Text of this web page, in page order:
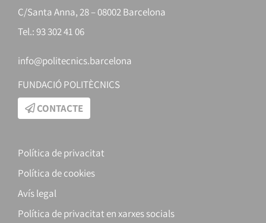
C/Santa Anna, 28 – 08002 Barcelona
Tel.: 93 302 41 06
info@politecnics.barcelona
FUNDACIÓ POLITÈCNICS
CONTACTE
Política de privacitat
Política de cookies
Avís legal
Política de privacitat en xarxes socials